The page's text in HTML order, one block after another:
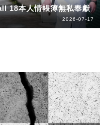
18本人情帳簿無私奉獻
2026-07-17